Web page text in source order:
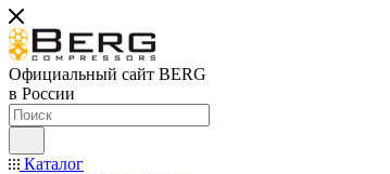
Официальный сайт BERG
в России
Каталог